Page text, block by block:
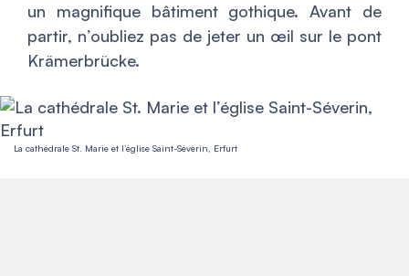
un magnifique bâtiment gothique. Avant de
partir, n’oubliez pas de jeter un œil sur le pont
Krämerbrücke.
La cathédrale St. Marie et l’église Saint-Séverin, Erfurt